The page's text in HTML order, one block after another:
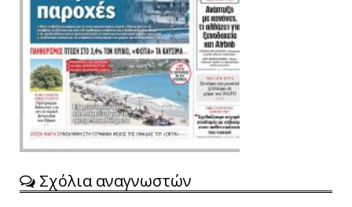
Σχόλια αναγνωστών